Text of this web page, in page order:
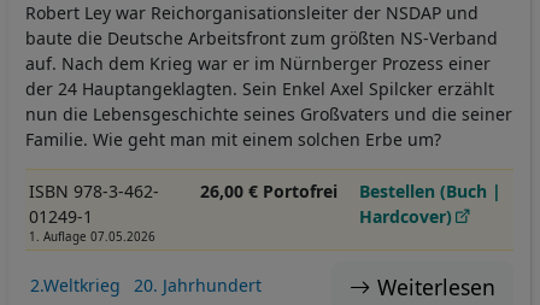
Robert Ley war Reichorganisationsleiter der NSDAP und
baute die Deutsche Arbeitsfront zum größten NS-Verband
auf. Nach dem Krieg war er im Nürnberger Prozess einer
der 24 Hauptangeklagten. Sein Enkel Axel Spilcker erzählt
nun die Lebensgeschichte seines Großvaters und die seiner
Familie. Wie geht man mit einem solchen Erbe um?
ISBN 978-3-462-
01249-1
1. Auflage 07.05.2026
26,00 € Portofrei
Bestellen (Buch |
Hardcover)
Weiterlesen
2.Weltkrieg
20. Jahrhundert